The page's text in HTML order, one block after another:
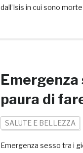
dall’Isis in cui sono
Emergenza
paura di
SALUTE E BELLEZZA
Emergenza sesso tra i